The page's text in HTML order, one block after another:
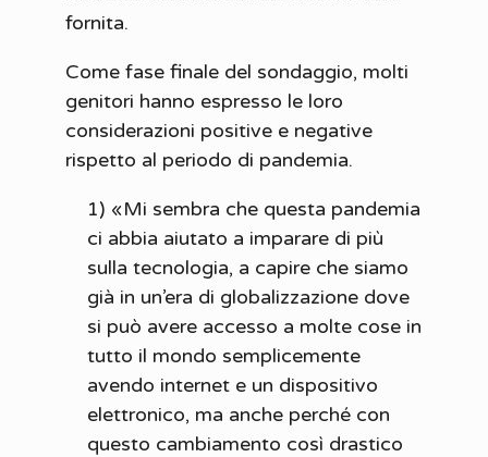
fornita.
Come fase finale del sondaggio, molti
genitori hanno espresso le loro
considerazioni positive e negative
rispetto al periodo di pandemia.
1) «Mi sembra che questa pandemia
ci abbia aiutato a imparare di più
sulla tecnologia, a capire che siamo
già in un’era di globalizzazione dove
si può avere accesso a molte cose in
tutto il mondo semplicemente
avendo internet e un dispositivo
elettronico, ma anche perché con
questo cambiamento così drastico